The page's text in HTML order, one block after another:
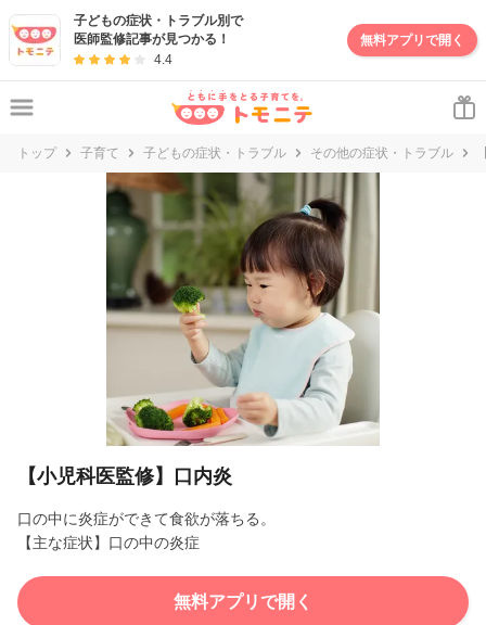
子どもの症状・トラブル別で
医師監修記事が見つかる！
4.4
無料アプリで開く
トップ 子育て 子どもの症状・トラブル その他の症状・トラブル
【小児科医監修】口内炎
口の中に炎症ができて食欲が落ちる。
【主な症状】口の中の炎症
無料アプリで開く
妊娠・出産・子育て情報サイト | トモニテ